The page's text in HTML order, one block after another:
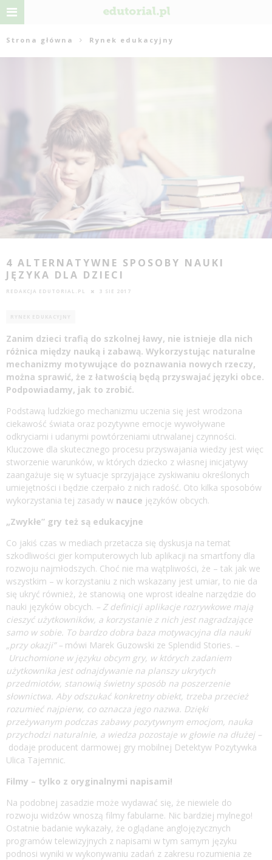
Strona główna Rynek edukacyjny
4 ALTERNATYWNE SPOSOBY NAUKI
JĘZYKA DLA DZIECI
REDAKCJA EDUTORIAL.PL 3 SIE 2017
RYNEK EDUKACYJNY
Zanim dzieci trafią do szkolnej ławy, nie istnieje dla nich
różnica między nauką i zabawą. Wykorzystując naturalne
mechanizmy motywujące do poznawania nowych rzeczy,
można sprawić, że z łatwością będą przyswajać języki obce.
Podpowiadamy, jak to zrobić.
Podstawą ludzkiego mechanizmu uczenia się jest wrodzona
ciekawość świata oraz pozytywne emocje wywoływane
odkryciami i udanymi powtórzeniami utrwalanej czynności.
Kluczowe dla skutecznego procesu przyswajania wiedzy jest więc
stworzenie warunków, w których dziecko z własnej inicjatywy
zaangażuje się w sytuacje sprzyjające zyskiwaniu określonych
umiejętności i będzie czerpało z nich radość. Oto kilka sposobów
wykorzystania tej zasady w nauce języków obcych.
„Zwykłe” gry też są edukacyjne
Co jakiś czas w mediach przetacza się dyskusja na temat
szkodliwości gier komputerowych lub aplikacji na smartfony dla
rozwoju najmłodszych. Choć nie ma wątpliwości, że – tak jak we
wszystkim – w korzystaniu z nich wskazany jest umiar, to nie da
się ukryć również, że stanowią one wprost idealne narzędzie do
nauki języków obcych. – Z definicji aplikacje rozrywkowe mają
cieszyć użytkowników, a korzystanie z nich jest nagradzające
samo w sobie. To bardzo dobra baza motywacyjna dla nauki
„przy okazji” – mówi Marek Guzowski ze Splendid Stories. –
Uruchomione w języku obcym gry, w których zadaniem
użytkownika jest odnajdywanie na planszy ukrytych
przedmiotów, stanowią świetny sposób na poszerzenie
słownictwa. Aby odszukać konkretny obiekt, trzeba przecież
rozumieć najpierw, co oznacza jego nazwa. Dzięki
przeżywanym podczas zabawy pozytywnym emocjom, nauka
przychodzi naturalnie, a wiedza pozostaje w głowie na dłużej –
dodaje producent darmowej gry mobilnej Detektyw Pozytywka
Ulica Tajemnic.
Filmy – tylko z oryginalnymi napisami!
Na podobnej zasadzie może wydawać się, że niewiele do
rozwoju widzów wnoszą filmy fabularne. Nic bardziej mylnego!
Ostatnie badanie wykazały, że oglądane anglojęzycznych
programów telewizyjnych z napisami w tym samym języku
podnosi wyniki w wykonywaniu zadań z zakresu rozumienia ze